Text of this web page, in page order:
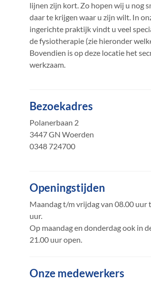
lijnen zijn kort. Zo hopen wij u nog
daar te krijgen waar u zijn wilt. In
ingerichte praktijk vindt u veel
de fysiotherapie (zie hieronder
Bovendien is op deze locatie het
werkzaam.
Bezoekadres
Polanerbaan 2
3447 GN Woerden
0348 724700
Openingstijden
Maandag t/m vrijdag van 08.00 uur
uur.
Op maandag en donderdag ook in
21.00 uur open.
Onze medewerkers